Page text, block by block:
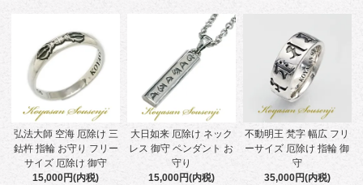
弘法大師 空海 厄除け 三
鈷杵 指輪 お守り フリー
サイズ 厄除け 御守
15,000円(内税)
大日如来 厄除け ネック
レス 御守 ペンダント お
守り
15,000円(内税)
不動明王 梵字 幅広 フリ
ーサイズ 厄除け 指輪 御
守
35,000円(内税)